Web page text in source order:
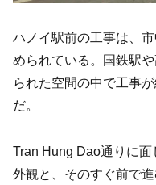
ハノイ駅前の工事は、
められている。国鉄駅
られた空間の中で工事
だ。
Tran Hung Dao通りに
外観と、そのすぐ前で